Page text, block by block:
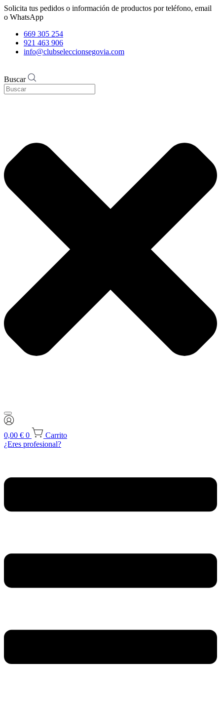
Solicita tus pedidos o información de productos por teléfono, email
o WhatsApp
669 305 254
921 463 906
info@clubseleccionsegovia.com
Buscar
0,00 € 0
Carrito
¿Eres profesional?